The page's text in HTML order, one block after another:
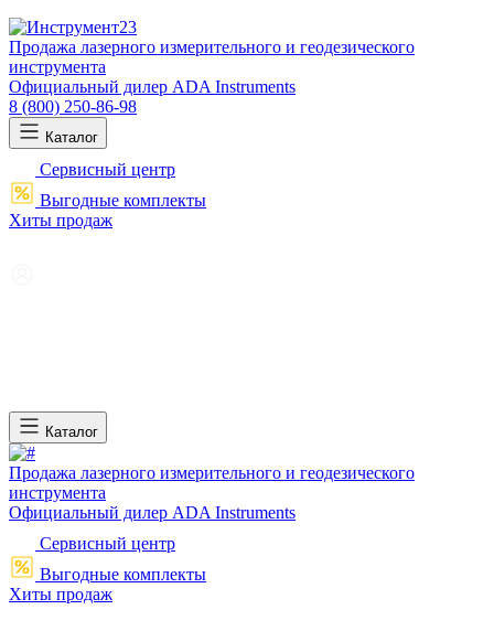
Продажа лазерного измерительного и геодезического
инструмента
Официальный дилер ADA Instruments
8 (800) 250-86-98
Каталог
Сервисный центр
Выгодные комплекты
Хиты продаж
Каталог
Продажа лазерного измерительного и геодезического
инструмента
Официальный дилер ADA Instruments
Сервисный центр
Выгодные комплекты
Хиты продаж